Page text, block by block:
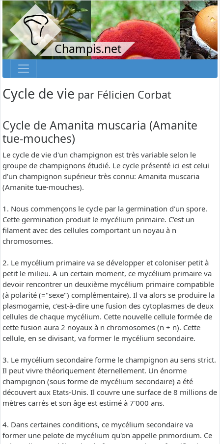
Champis.net
Cycle de vie par Félicien Corbat
Cycle de Amanita muscaria (Amanite
tue-mouches)
Le cycle de vie d'un champignon est très variable selon le
groupe de champignons étudié. Le cycle présenté ici est celui
d'un champignon supérieur très connu: Amanita muscaria
(Amanite tue-mouches).
1. Nous commençons le cycle par la germination d'un spore.
Cette germination produit le mycélium primaire. C'est un
filament avec des cellules comportant un noyau à n
chromosomes.
2. Le mycélium primaire va se développer et coloniser petit à
petit le milieu. A un certain moment, ce mycélium primaire va
devoir rencontrer un deuxième mycélium primaire compatible
(à polarité (="sexe") complémentaire). Il va alors se produire la
plasmogamie, c'est-à-dire une fusion des cytoplasmes de deux
cellules de chaque mycélium. Cette nouvelle cellule formée de
cette fusion aura 2 noyaux à n chromosomes (n + n). Cette
cellule, en se divisant, va former le mycélium secondaire.
3. Le mycélium secondaire forme le champignon au sens strict.
Il peut vivre théoriquement éternellement. Un énorme
champignon (sous forme de mycélium secondaire) a été
découvert aux Etats-Unis. Il couvre une surface de 8 millions de
mètres carrés et son âge est estimé à 7'000 ans.
4. Dans certaines conditions, ce mycélium secondaire va
former une pelote de mycélium qu'on appelle primordium. Ce